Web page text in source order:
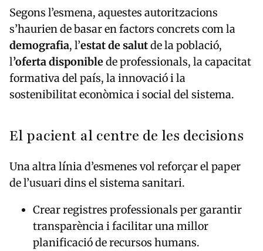
Segons l’esmena, aquestes autoritzacions
s’haurien de basar en factors concrets com la
demografia, l’estat de salutde la població,
l’oferta disponiblede professionals, la capacitat
formativa del país, la innovació i la
sostenibilitat econòmica i social del sistema.
El pacient al centre de les decisions
Una altra línia d’esmenes vol reforçar el paper
de l’usuari dins el sistema sanitari.
Crear registres professionals per garantir
transparència i facilitar una millor
planificació de recursos humans.